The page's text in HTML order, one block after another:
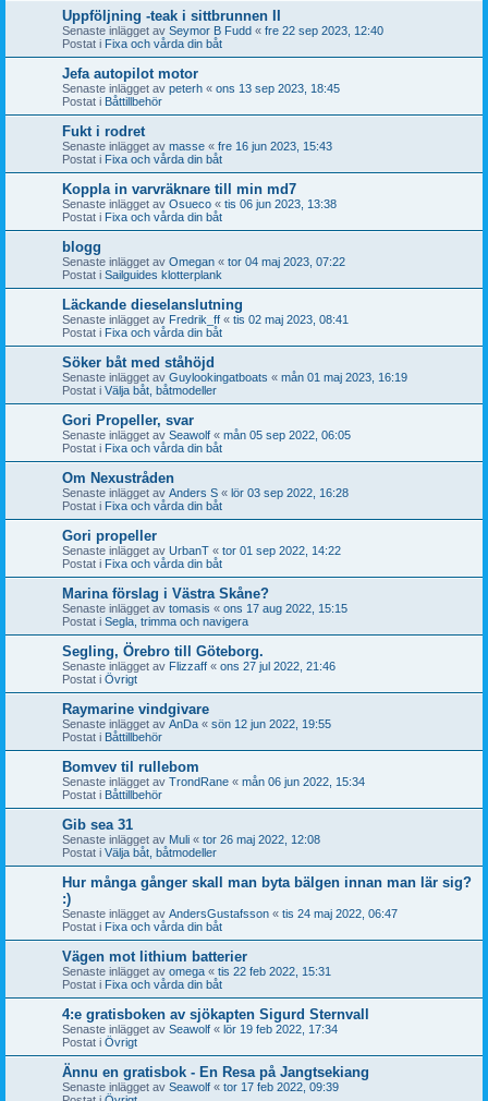
Uppföljning -teak i sittbrunnen II
Senaste inlägget av Seymor B Fudd « fre 22 sep 2023, 12:40
Postat i Fixa och vårda din båt
Jefa autopilot motor
Senaste inlägget av peterh « ons 13 sep 2023, 18:45
Postat i Båttillbehör
Fukt i rodret
Senaste inlägget av masse « fre 16 jun 2023, 15:43
Postat i Fixa och vårda din båt
Koppla in varvräknare till min md7
Senaste inlägget av Osueco « tis 06 jun 2023, 13:38
Postat i Fixa och vårda din båt
blogg
Senaste inlägget av Omegan « tor 04 maj 2023, 07:22
Postat i Sailguides klotterplank
Läckande dieselanslutning
Senaste inlägget av Fredrik_ff « tis 02 maj 2023, 08:41
Postat i Fixa och vårda din båt
Söker båt med ståhöjd
Senaste inlägget av Guylookingatboats « mån 01 maj 2023, 16:19
Postat i Välja båt, båtmodeller
Gori Propeller, svar
Senaste inlägget av Seawolf « mån 05 sep 2022, 06:05
Postat i Fixa och vårda din båt
Om Nexustråden
Senaste inlägget av Anders S « lör 03 sep 2022, 16:28
Postat i Fixa och vårda din båt
Gori propeller
Senaste inlägget av UrbanT « tor 01 sep 2022, 14:22
Postat i Fixa och vårda din båt
Marina förslag i Västra Skåne?
Senaste inlägget av tomasis « ons 17 aug 2022, 15:15
Postat i Segla, trimma och navigera
Segling, Örebro till Göteborg.
Senaste inlägget av Flizzaff « ons 27 jul 2022, 21:46
Postat i Övrigt
Raymarine vindgivare
Senaste inlägget av AnDa « sön 12 jun 2022, 19:55
Postat i Båttillbehör
Bomvev til rullebom
Senaste inlägget av TrondRane « mån 06 jun 2022, 15:34
Postat i Båttillbehör
Gib sea 31
Senaste inlägget av Muli « tor 26 maj 2022, 12:08
Postat i Välja båt, båtmodeller
Hur många gånger skall man byta bälgen innan man lär sig?
:)
Senaste inlägget av AndersGustafsson « tis 24 maj 2022, 06:47
Postat i Fixa och vårda din båt
Vägen mot lithium batterier
Senaste inlägget av omega « tis 22 feb 2022, 15:31
Postat i Fixa och vårda din båt
4:e gratisboken av sjökapten Sigurd Sternvall
Senaste inlägget av Seawolf « lör 19 feb 2022, 17:34
Postat i Övrigt
Ännu en gratisbok - En Resa på Jangtsekiang
Senaste inlägget av Seawolf « tor 17 feb 2022, 09:39